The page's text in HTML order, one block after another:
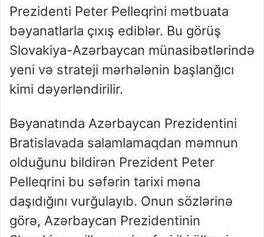
Prezidenti Peter Pelleqrini mətbuata
bəyanatlarla çıxış ediblər. Bu görüş
Slovakiya-Azərbaycan münasibətlərində
yeni və strateji mərhələnin başlanğıcı
kimi dəyərləndirilir.
Bəyanatında Azərbaycan Prezidentini
Bratislavada salamlamaqdan məmnun
olduğunu bildirən Prezident Peter
Pelleqrini bu səfərin tarixi məna
daşıdığını vurğulayıb. Onun sözlərinə
görə, Azərbaycan Prezidentinin